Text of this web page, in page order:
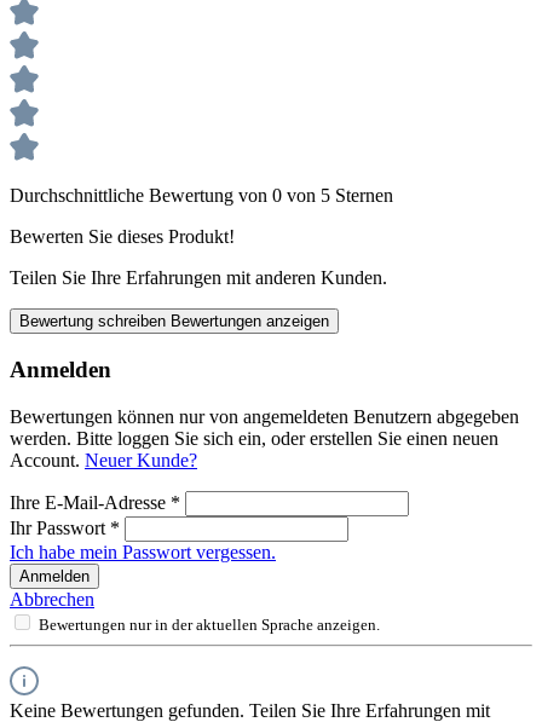
Durchschnittliche Bewertung von 0 von 5 Sternen
Bewerten Sie dieses Produkt!
Teilen Sie Ihre Erfahrungen mit anderen Kunden.
Bewertung schreiben Bewertungen anzeigen
Anmelden
Bewertungen können nur von angemeldeten Benutzern abgegeben
werden. Bitte loggen Sie sich ein, oder erstellen Sie einen neuen
Account. Neuer Kunde?
Ihre E-Mail-Adresse *
Ihr Passwort *
Ich habe mein Passwort vergessen.
Anmelden
Abbrechen
Bewertungen nur in der aktuellen Sprache anzeigen.
Keine Bewertungen gefunden. Teilen Sie Ihre Erfahrungen mit